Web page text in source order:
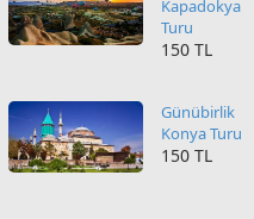
Günübirlik
Konya Turu
Günübirlik